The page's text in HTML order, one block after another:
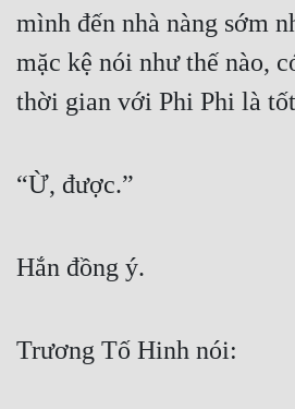
Kinh Dị
Kỳ Huyễn
Linh Dị
Lịch Sử
mình đến nhà nàng sớm
mặc kệ nói như thế nào,
thời gian với Phi Phi là
“Ừ, được.”
Hắn đồng ý.
Trương Tố Hinh nói: